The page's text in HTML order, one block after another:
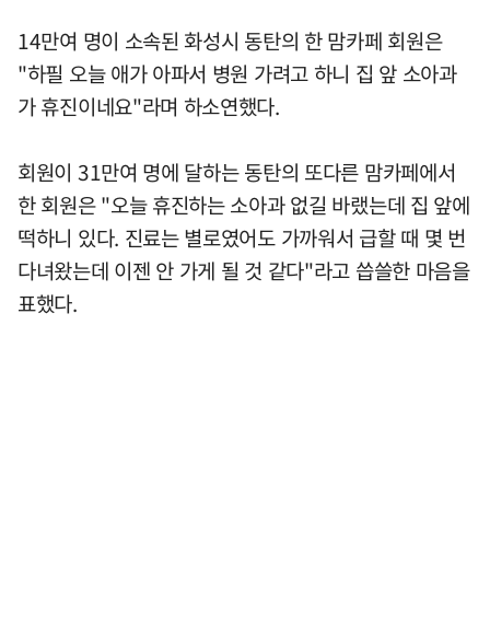
14만여 명이 소속된 화성시 동탄의 한 맘카페 회원은
"하필 오늘 애가 아파서 병원 가려고 하니 집 앞 소아과
가 휴진이네요"라며 하소연했다.
회원이 31만여 명에 달하는 동탄의 또다른 맘카페에서
한 회원은 "오늘 휴진하는 소아과 없길 바랬는데 집 앞에
떡하니 있다. 진료는 별로였어도 가까워서 급할 때 몇 번
다녀왔는데 이젠 안 가게 될 것 같다"라고 씁쓸한 마음을
표했다.